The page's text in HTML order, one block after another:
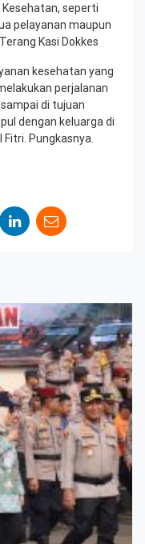
seperti
pelayanan maupun
Kasi Dokkes
kesehatan yang
perjalanan
di tujuan
dengan keluarga di
Pungkasnya.